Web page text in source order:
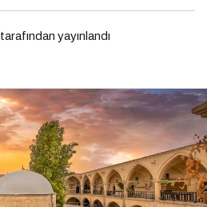
tarafından yayınlandı